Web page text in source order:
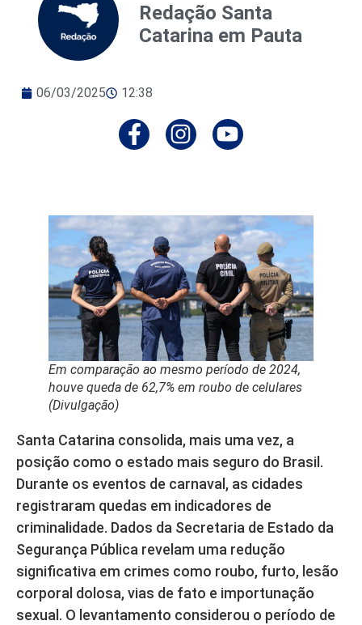
Redação Santa
Catarina em Pauta
06/03/2025 12:38
Em comparação ao mesmo período de 2024,
houve queda de 62,7% em roubo de celulares
(Divulgação)
Santa Catarina consolida, mais uma vez, a
posição como o estado mais seguro do Brasil.
Durante os eventos de carnaval, as cidades
registraram quedas em indicadores de
criminalidade. Dados da Secretaria de Estado da
Segurança Pública revelam uma redução
significativa em crimes como roubo, furto, lesão
corporal dolosa, vias de fato e importunação
sexual. O levantamento considerou o período de